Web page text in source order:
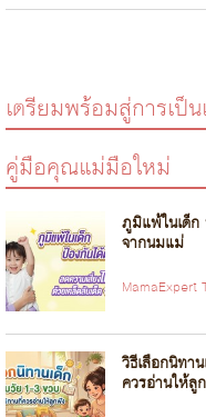
เตรียมพร้อมสู่การเป็
คู่มือคุณแม่มือใหม่
ภูมิแพ้ในเด็ก
จากนมแม่
MamaExpert
วิธีเลือกนิทา
ควรอ่านให้ลู